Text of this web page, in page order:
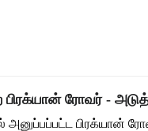
பிரக்யான் ரோவர் -
அனுப்பப்பட்ட பிரக்யான்